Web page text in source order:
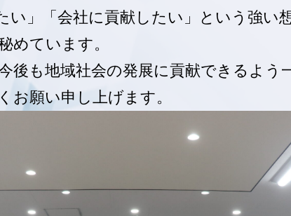
い」「会社に貢献したい」という強い
めています。
後も地域社会の発展に貢献できるよう
お願い申し上げます。